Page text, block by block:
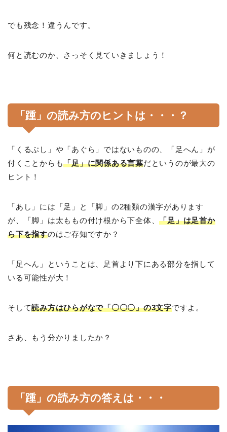
でも残念！違うんです。
何と読むのか、さっそく見ていきましょう！
「踵」の読み方のヒントは・・・？
「くるぶし」や「あぐら」ではないものの、「足へん」が
付くことからも「足」に関係ある言葉だというのが最大の
ヒント！
「あし」には「足」と「脚」の2種類の漢字があります
が、「脚」は太ももの付け根から下全体、「足」は足首か
ら下を指すのはご存知ですか？
「足へん」ということは、足首より下にある部分を指して
いる可能性が大！
そして読み方はひらがなで「〇〇〇」の3文字ですよ。
さあ、もう分かりましたか？
「踵」の読み方の答えは・・・